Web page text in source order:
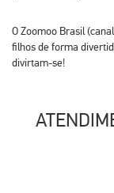
O Zoomoo Brasil
filhos de forma
divirtam-se!